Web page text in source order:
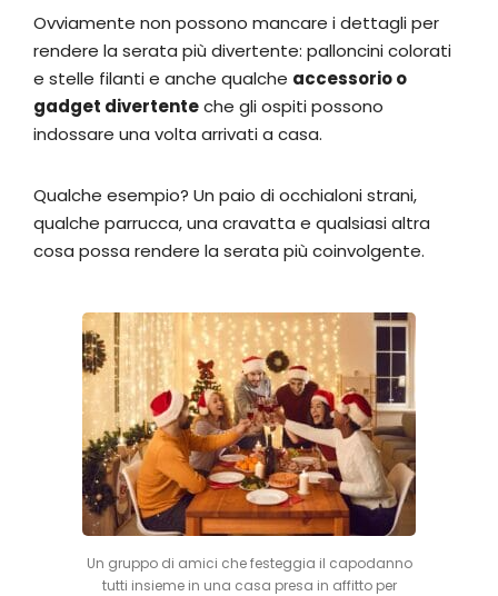
Ovviamente non possono mancare i dettagli per
rendere la serata più divertente: palloncini colorati
e stelle filanti e anche qualche accessorio o
gadget divertenteche gli ospiti possono
indossare una volta arrivati a casa.
Qualche esempio? Un paio di occhialoni strani,
qualche parrucca, una cravatta e qualsiasi altra
cosa possa rendere la serata più coinvolgente.
Un gruppo di amici che festeggia il capodanno
tutti insieme in una casa presa in affitto per